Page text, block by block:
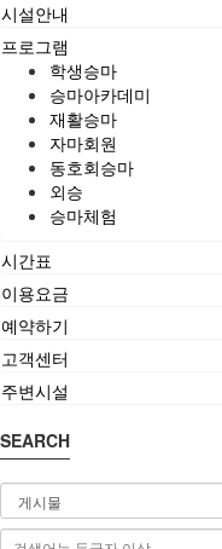
시설안내
프로그램
학생승마
승마아카데미
재활승마
자마회원
동호회승마
외승
승마체험
시간표
이용요금
예약하기
고객센터
주변시설
SEARCH